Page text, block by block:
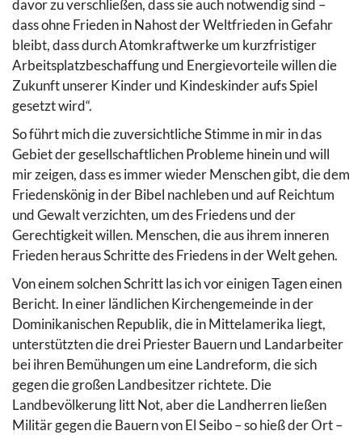
davor zu verschließen, dass sie auch notwendig sind –
dass ohne Frieden in Nahost der Weltfrieden in Gefahr
bleibt, dass durch Atomkraftwerke um kurzfristiger
Arbeitsplatzbeschaffung und Energievorteile willen die
Zukunft unserer Kinder und Kindeskinder aufs Spiel
gesetzt wird“.
So führt mich die zuversichtliche Stimme in mir in das
Gebiet der gesellschaftlichen Probleme hinein und will
mir zeigen, dass es immer wieder Menschen gibt, die dem
Friedenskönig in der Bibel nachleben und auf Reichtum
und Gewalt verzichten, um des Friedens und der
Gerechtigkeit willen. Menschen, die aus ihrem inneren
Frieden heraus Schritte des Friedens in der Welt gehen.
Von einem solchen Schritt las ich vor einigen Tagen einen
Bericht. In einer ländlichen Kirchengemeinde in der
Dominikanischen Republik, die in Mittelamerika liegt,
unterstützten die drei Priester Bauern und Landarbeiter
bei ihren Bemühungen um eine Landreform, die sich
gegen die großen Landbesitzer richtete. Die
Landbevölkerung litt Not, aber die Landherren ließen
Militär gegen die Bauern von El Seibo – so hieß der Ort –